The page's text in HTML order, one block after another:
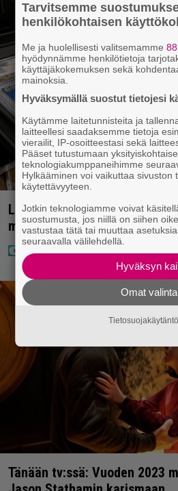
Lapset ostivat isälle lahjaksi
mutta miten sitten kävikään
Tänään tv:ssä: Vuoden 2023
Tarvitsemme
henkilökohtaisen
Me ja huolellisesti valitsemamme
hyödynnämme henkilötietoja
käyttäjäkokemuksen sekä
mainoksia.
Hyväksymällä suostut tietojesi
Käytämme laitetunnisteita ja
laitteellesi saadaksemme tietoja
vierailit, IP-osoitteestasi sekä
Pääset tutustumaan
teknologiakumppaneihimme
Hylkääminen voi vaikuttaa sivuston
käytettävyyteen.
Jotkin teknologiamme voivat
suostumusta, jos niillä on siihen
vastustaa tätä tai muuttaa
seuraavalla välilehdellä.
Hyväksyn
Omat